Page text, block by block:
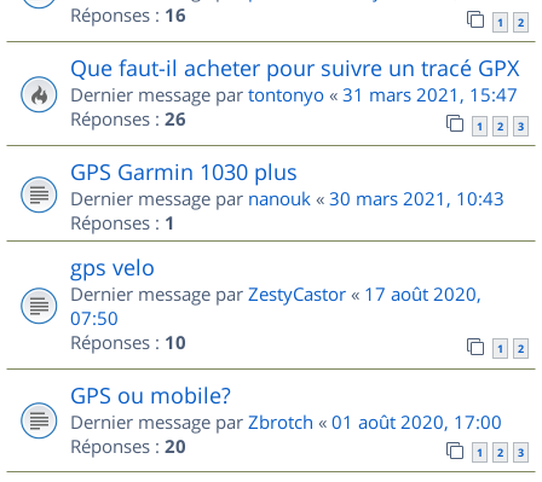
Réponses : 16 1 2
Que faut-il acheter pour suivre un tracé GPX
Dernier message par tontonyo « 31 mars 2021, 15:47
Réponses : 26 1 2 3
GPS Garmin 1030 plus
Dernier message par nanouk « 30 mars 2021, 10:43
Réponses : 1
gps velo
Dernier message par ZestyCastor « 17 août 2020,
07:50
Réponses : 10 1 2
GPS ou mobile?
Dernier message par Zbrotch « 01 août 2020, 17:00
Réponses : 20 1 2 3